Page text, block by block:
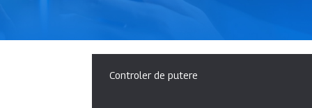
Controler de putere